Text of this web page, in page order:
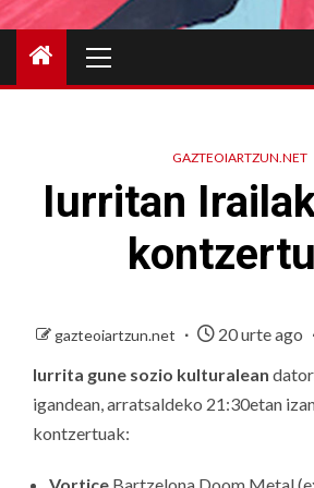
Menu
GAZTEOIARTZUN.NET
Iurritan
gazteoiartzun.net 20 urte ago
Iurrita gune sozio kulturalean
igandean, arratsaldeko 21:30etan
kontzertuak: